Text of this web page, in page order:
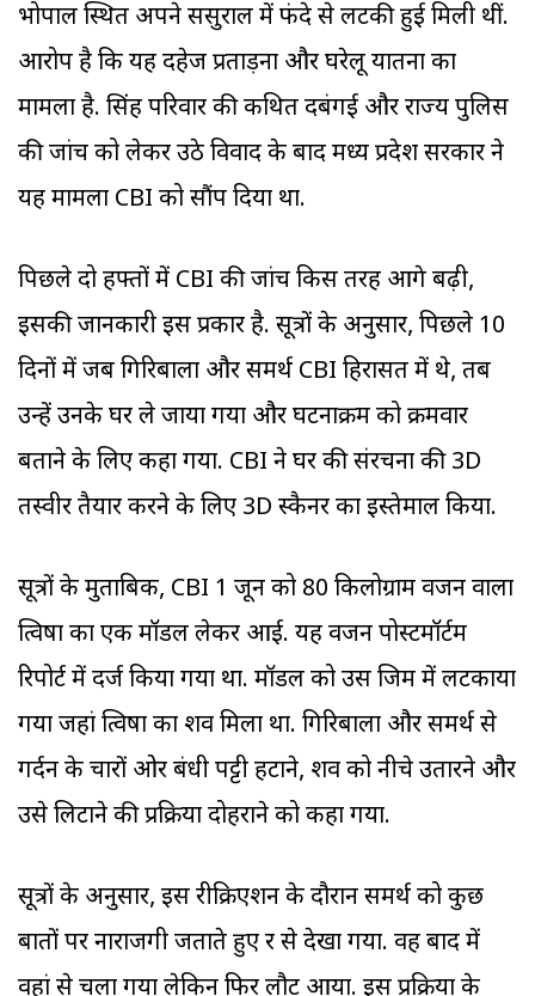
भोपाल स्थित अपने ससुराल में फंदे से लटकी हुई मिली थीं.
आरोप है कि यह दहेज प्रताड़ना और घरेलू यातना का
मामला है. सिंह परिवार की कथित दबंगई और राज्य पुलिस
की जांच को लेकर उठे विवाद के बाद मध्य प्रदेश सरकार ने
यह मामला CBI को सौंप दिया था.
पिछले दो हफ्तों में CBI की जांच किस तरह आगे बढ़ी,
इसकी जानकारी इस प्रकार है. सूत्रों के अनुसार, पिछले 10
दिनों में जब गिरिबाला और समर्थ CBI हिरासत में थे, तब
उन्हें उनके घर ले जाया गया और घटनाक्रम को क्रमवार
बताने के लिए कहा गया. CBI ने घर की संरचना की 3D
तस्वीर तैयार करने के लिए 3D स्कैनर का इस्तेमाल किया.
सूत्रों के मुताबिक, CBI 1 जून को 80 किलोग्राम वजन वाला
त्विषा का एक मॉडल लेकर आई. यह वजन पोस्टमॉर्टम
रिपोर्ट में दर्ज किया गया था. मॉडल को उस जिम में लटकाया
गया जहां त्विषा का शव मिला था. गिरिबाला और समर्थ से
गर्दन के चारों ओर बंधी पट्टी हटाने, शव को नीचे उतारने और
उसे लिटाने की प्रक्रिया दोहराने को कहा गया.
सूत्रों के अनुसार, इस रीक्रिएशन के दौरान समर्थ को कुछ
बातों पर नाराजगी जताते हुए दूर से देखा गया. वह बाद में
वहां से चला गया लेकिन फिर लौट आया. इस प्रक्रिया के